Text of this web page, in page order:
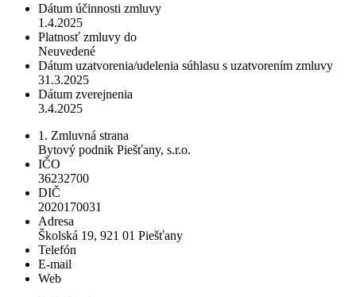
Dátum účinnosti zmluvy
1.4.2025
Platnosť zmluvy do
Neuvedené
Dátum uzatvorenia/udelenia súhlasu s uzatvorením zmluvy
31.3.2025
Dátum zverejnenia
3.4.2025
1. Zmluvná strana
Bytový podnik Piešťany, s.r.o.
IČO
36232700
DIČ
2020170031
Adresa
Školská 19, 921 01 Piešťany
Telefón
E-mail
Web